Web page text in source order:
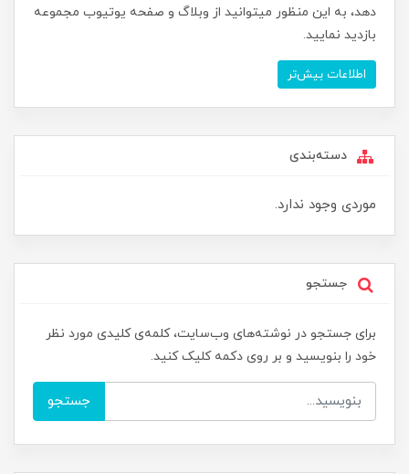
دهد، به این منظور میتوانید از وبلاگ و صفحه یوتیوب مجموعه
بازدید نمایید.
اطلاعات بیش‌تر
دسته‌بندی
موردی وجود ندارد.
جستجو
برای جستجو در نوشته‌های وب‌سایت، کلمه‌ی کلیدی مورد نظر
خود را بنویسید و بر روی دکمه کلیک کنید.
جستجو